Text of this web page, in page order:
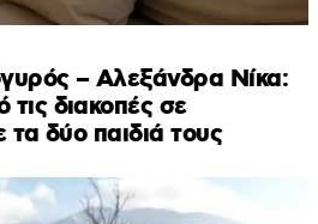
– Αλεξάνδρα Νίκα:
διακοπές σε
τα δύο παιδιά τους